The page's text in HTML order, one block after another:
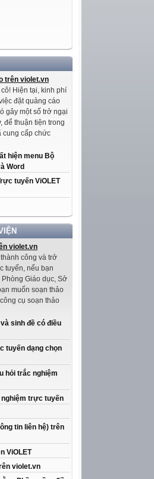
trên violet.vn
Hiện tại, kinh phí
đặt quảng cáo
gây một số trở ngại
để thuận tiện trong
cung cấp chức
hiện menu Bộ
Word
tuyến ViOLET
violet.vn
công và trở
tuyến, nếu bạn
Giáo dục, Sở
muốn soạn thảo
cụ soạn thảo
sinh đề có điều
tuyến dạng chọn
hỏi trắc nghiệm
trực tuyến
tin liên hệ) trên
ViOLET
violet.vn